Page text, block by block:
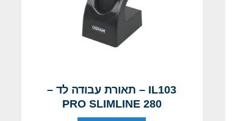
IL103 – תאורת עבודה לד –
PRO SLIMLINE 280